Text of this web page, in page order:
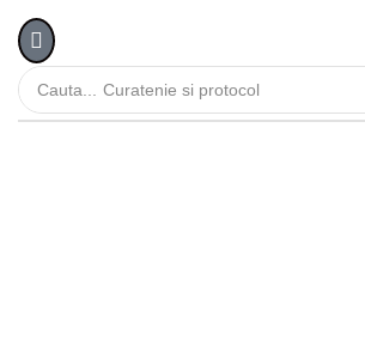
Cauta... Curatenie si protocol